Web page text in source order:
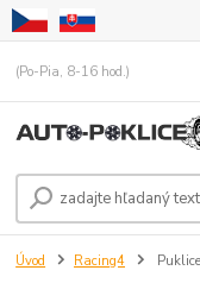
(Po-Pia, 8-16 hod.)
Úvod Racing4